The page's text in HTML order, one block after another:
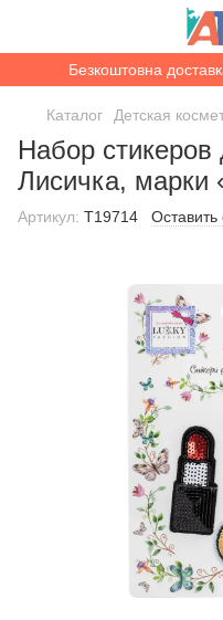
Безкоштовна
Каталог Детская
Набор
Лисичка, марки
Артикул: T19714 Оставить